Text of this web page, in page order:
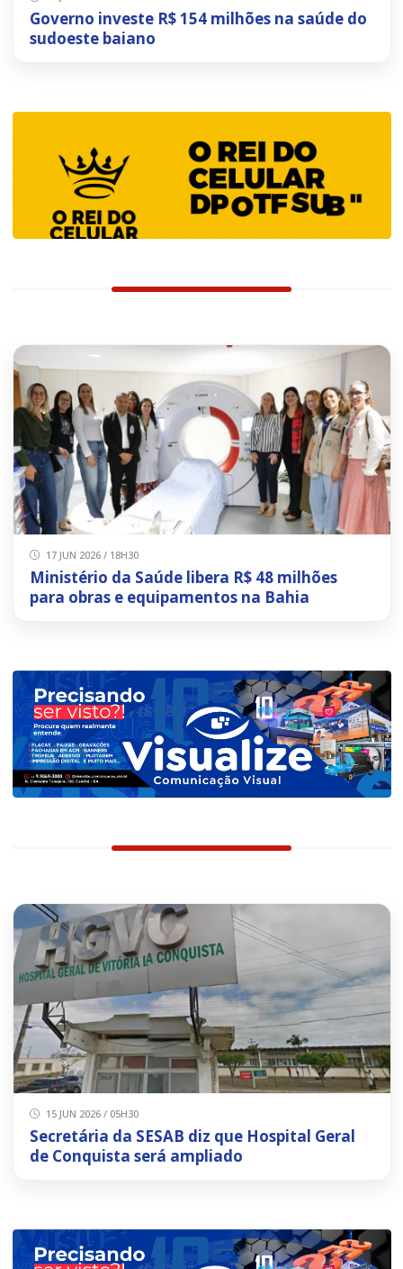
Governo investe R$ 154 milhões na saúde do
sudoeste baiano
17 JUN 2026 / 18H30
Ministério da Saúde libera R$ 48 milhões
para obras e equipamentos na Bahia
15 JUN 2026 / 05H30
Secretária da SESAB diz que Hospital Geral
de Conquista será ampliado